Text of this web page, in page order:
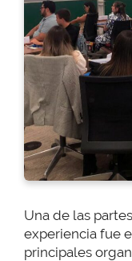
Una de las
experiencia fue
principales